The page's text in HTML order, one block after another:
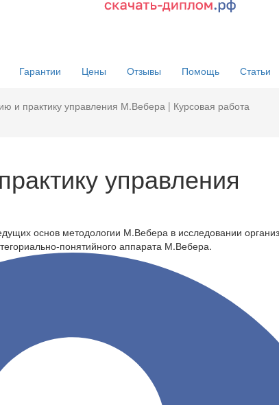
Гарантии Цены Отзывы Помощь Статьи
и практику управления М.Вебера | Курсовая работа
управления
основ методологии М.Вебера в исследовании
понятийного аппарата М.Вебера.